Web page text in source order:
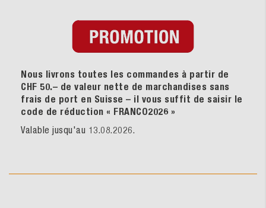
Nous livrons toutes les commandes à partir de
CHF 50.– de valeur nette de marchandises sans
frais de port en Suisse – il vous suffit de saisir le
code de réduction « FRANCO2026 »
Valable jusqu'au 13.08.2026.